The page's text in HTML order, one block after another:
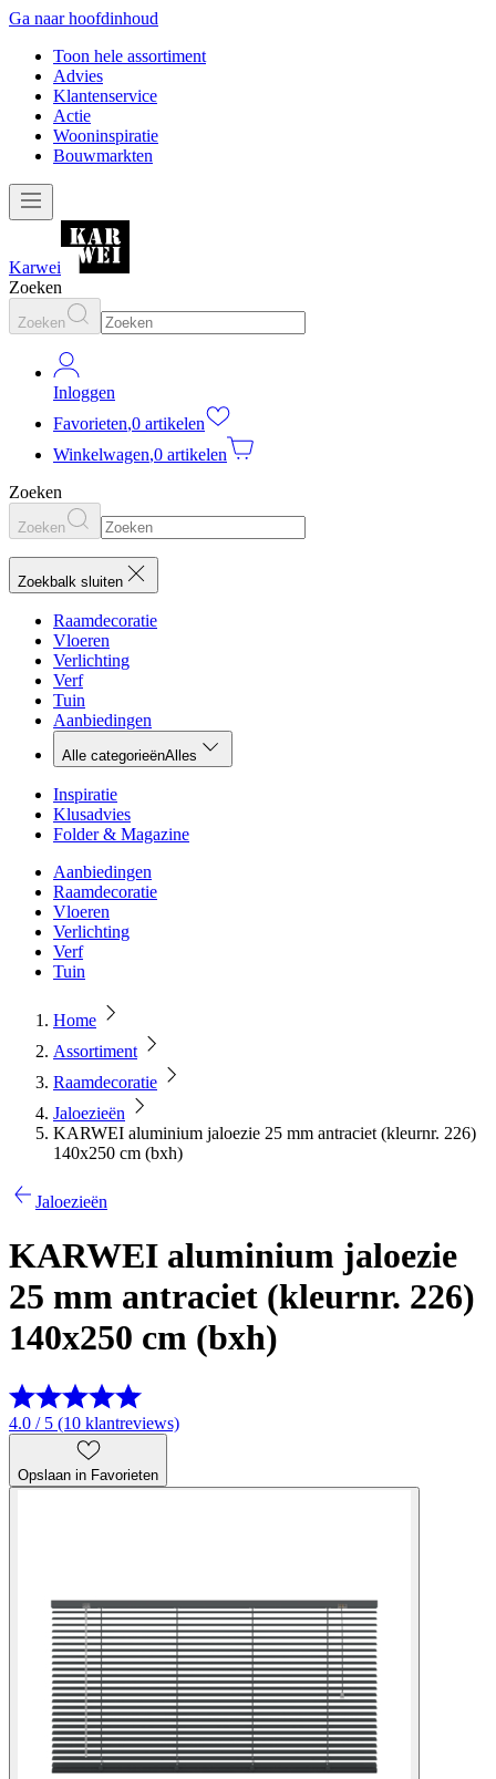
Ga naar hoofdinhoud
Toon hele assortiment
Advies
Klantenservice
Actie
Wooninspiratie
Bouwmarkten
Karwei
Zoeken
Zoeken
Inloggen
Favorieten,0 artikelen
Winkelwagen,0 artikelen
Zoeken
Zoeken
Zoekbalk sluiten
Raamdecoratie
Vloeren
Verlichting
Verf
Tuin
Aanbiedingen
Alle categorieënAlles
Inspiratie
Klusadvies
Folder & Magazine
Aanbiedingen
Raamdecoratie
Vloeren
Verlichting
Verf
Tuin
Home
Assortiment
Raamdecoratie
Jaloezieën
KARWEI aluminium jaloezie 25 mm antraciet (kleurnr. 226)
140x250 cm (bxh)
Jaloezieën
KARWEI aluminium jaloezie
25 mm antraciet (kleurnr. 226)
140x250 cm (bxh)
4.0 / 5 (10 klantreviews)
Opslaan in Favorieten